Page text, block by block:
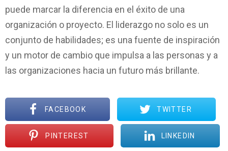
puede marcar la diferencia en el éxito de una
organización o proyecto. El liderazgo no solo es un
conjunto de habilidades; es una fuente de inspiración
y un motor de cambio que impulsa a las personas y a
las organizaciones hacia un futuro más brillante.
FACEBOOK TWITTER
PINTEREST LINKEDIN